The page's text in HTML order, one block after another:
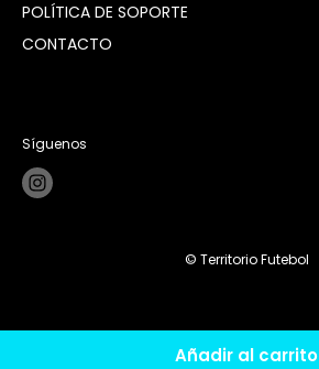
Añadir al carrito
POLÍTICA DE SOPORTE
CONTACTO
Síguenos
© Territorio Futebol